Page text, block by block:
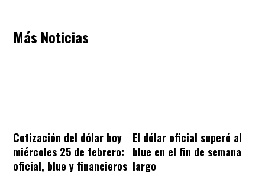
Más Noticias
Cotización del dólar hoy
miércoles 25 de febrero:
oficial, blue y financieros
El dólar oficial superó al
blue en el fin de semana
largo